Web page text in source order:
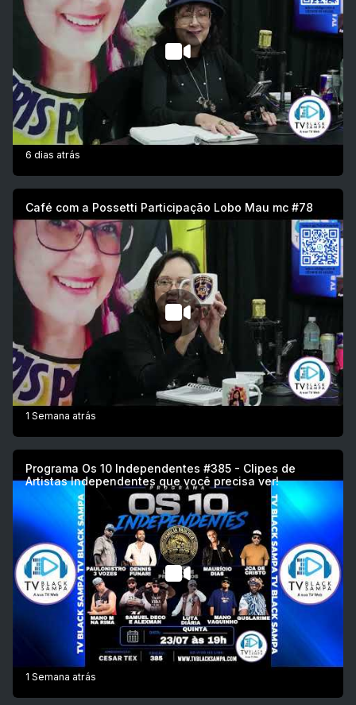
6 dias atrás
Café com a Possetti Participação Lobo Mau mc #78
1 Semana atrás
Programa Os 10 Independentes #385 - Clipes de
Artistas Independentes que você precisa ver!
1 Semana atrás